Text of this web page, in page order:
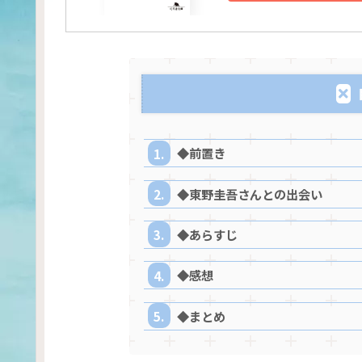
◆前置き
◆東野圭吾さんとの出会い
◆あらすじ
◆感想
◆まとめ